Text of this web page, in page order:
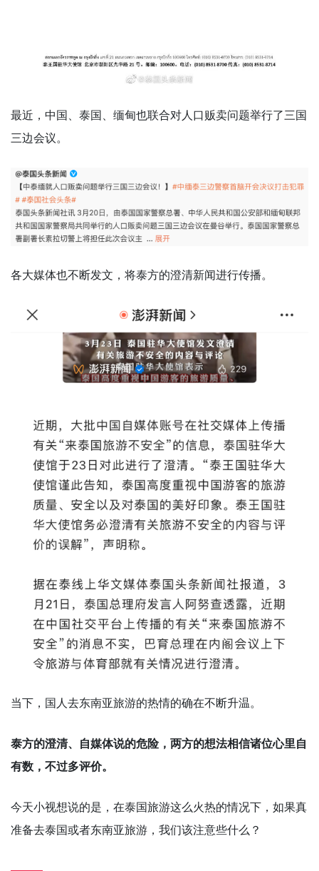
最近，中国、泰国、缅甸也联合对人口贩卖问题举行了三国
三边会议。
各大媒体也不断发文，将泰方的澄清新闻进行传播。
当下，国人去东南亚旅游的热情的确在不断升温。
泰方的澄清、自媒体说的危险，两方的想法相信诸位心里自
有数，不过多评价。
今天小视想说的是，在泰国旅游这么火热的情况下，如果真
准备去泰国或者东南亚旅游，我们该注意些什么？